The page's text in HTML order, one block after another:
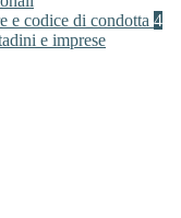
e codice di condotta 4
e imprese